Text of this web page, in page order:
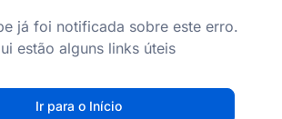
já foi notificada sobre este erro.
estão alguns links úteis
Ir para o Início